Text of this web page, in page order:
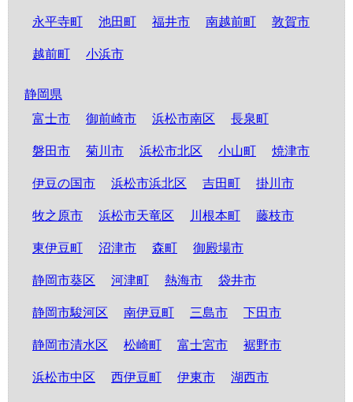
永平寺町 池田町 福井市 南越前町 敦賀市
越前町 小浜市
静岡県
富士市
御前崎市 浜松市南区 長泉町
磐田市 菊川市 浜松市北区 小山町 焼津市
伊豆の国市 浜松市浜北区 吉田町 掛川市
牧之原市 浜松市天竜区 川根本町 藤枝市
東伊豆町 沼津市 森町 御殿場市
静岡市葵区 河津町 熱海市 袋井市
静岡市駿河区 南伊豆町 三島市 下田市
静岡市清水区 松崎町 富士宮市 裾野市
浜松市中区 西伊豆町 伊東市 湖西市